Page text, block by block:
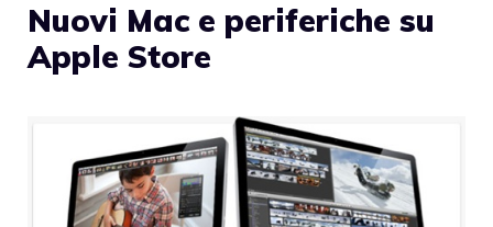
Nuovi Mac e periferiche su
Apple Store